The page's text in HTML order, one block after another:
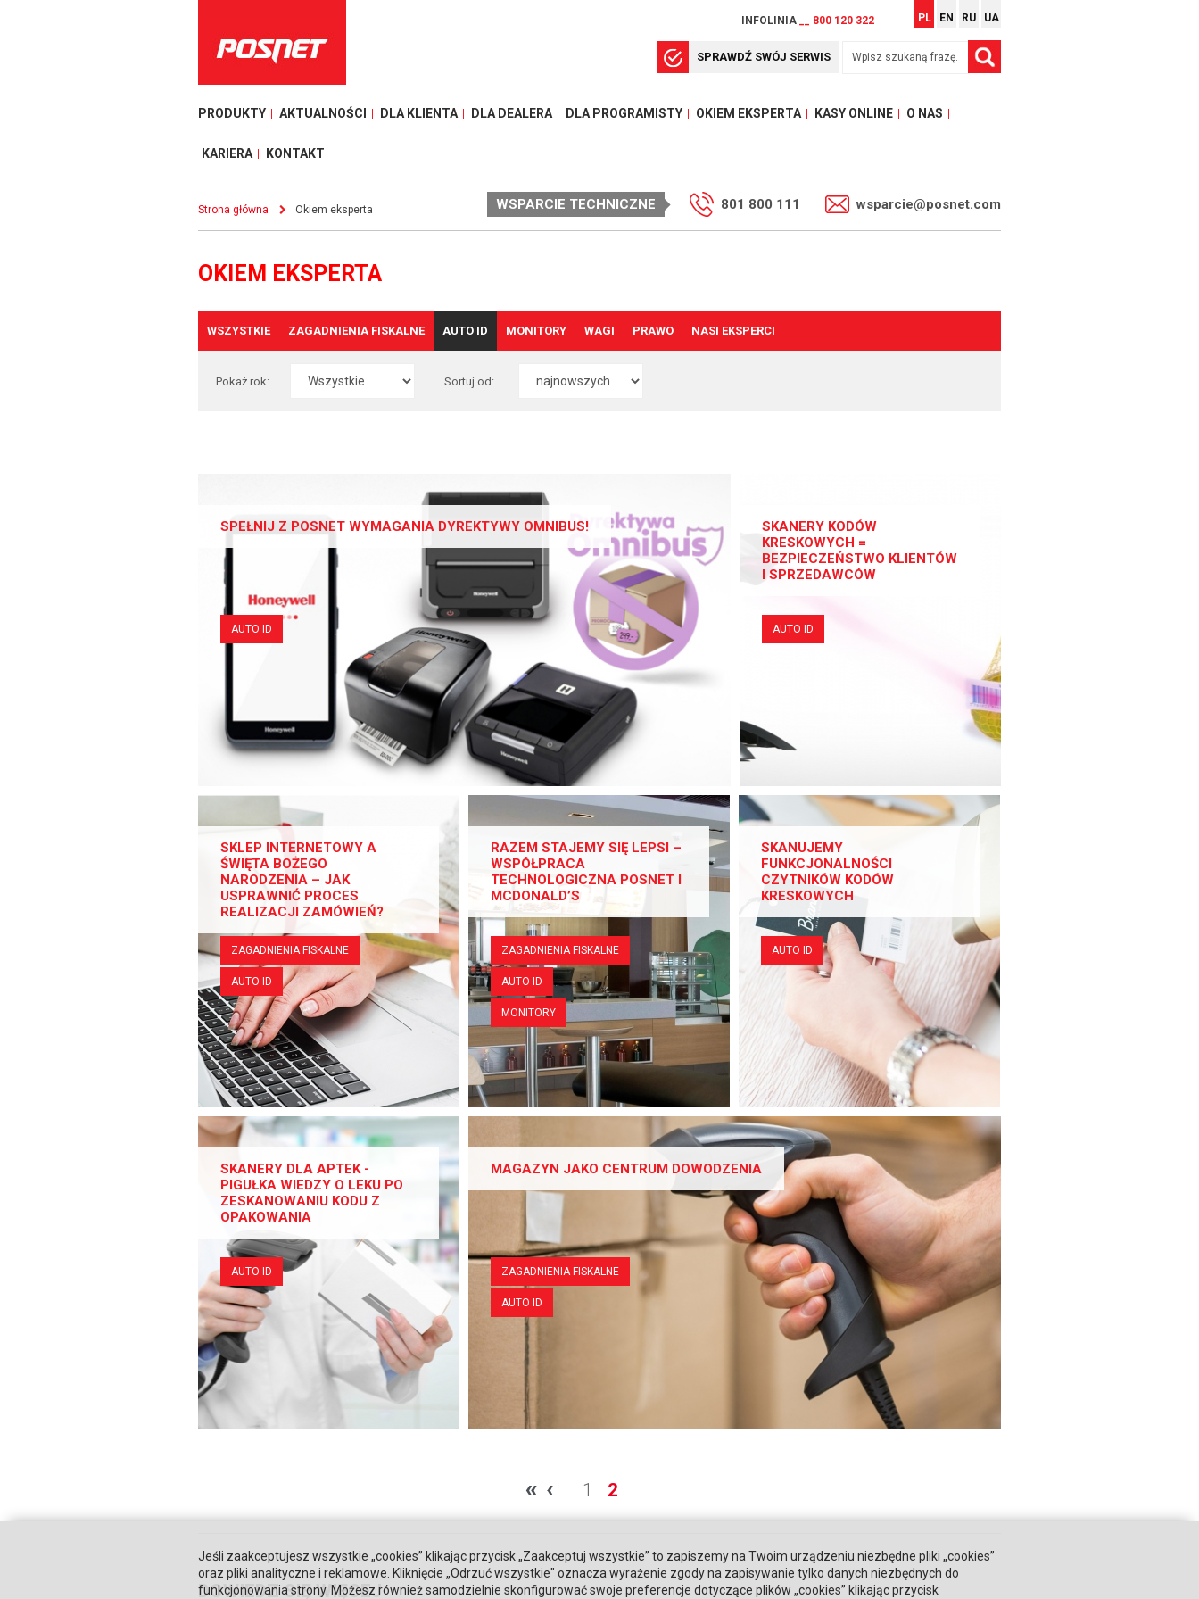
INFOLINIA __ 800 120 322 PL EN RU UA
SPRAWDŹ SWÓJ SERWIS
PRODUKTY AKTUALNOŚCI DLA KLIENTA DLA DEALERA DLA PROGRAMISTY OKIEM EKSPERTA KASY ONLINE O NAS
KARIERA KONTAKT
Strona główna Okiem eksperta WSPARCIE TECHNICZNE 801 800 111 wsparcie@posnet.com
OKIEM EKSPERTA
WSZYSTKIE ZAGADNIENIA FISKALNE AUTO ID MONITORY WAGI PRAWO NASI EKSPERCI
Pokaż rok: Sortuj od:
SPEŁNIJ Z POSNET WYMAGANIA DYREKTYWY OMNIBUS!
AUTO ID
SKANERY KODÓW
KRESKOWYCH =
BEZPIECZEŃSTWO KLIENTÓW
I SPRZEDAWCÓW
AUTO ID
SKLEP INTERNETOWY A
ŚWIĘTA BOŻEGO
NARODZENIA – JAK
USPRAWNIĆ PROCES
REALIZACJI ZAMÓWIEŃ?
ZAGADNIENIA FISKALNE
AUTO ID
RAZEM STAJEMY SIĘ LEPSI –
WSPÓŁPRACA
TECHNOLOGICZNA POSNET I
MCDONALD’S
ZAGADNIENIA FISKALNE
AUTO ID
MONITORY
SKANUJEMY
FUNKCJONALNOŚCI
CZYTNIKÓW KODÓW
KRESKOWYCH
AUTO ID
SKANERY DLA APTEK -
PIGUŁKA WIEDZY O LEKU PO
ZESKANOWANIU KODU Z
OPAKOWANIA
AUTO ID
MAGAZYN JAKO CENTRUM DOWODZENIA
ZAGADNIENIA FISKALNE
AUTO ID
« ‹ 1 2
DOWIEDZ SIĘ WIĘCEJ
Jeśli zaakceptujesz wszystkie „cookies” klikając przycisk „Zaakceptuj wszystkie” to zapiszemy na Twoim urządzeniu niezbędne pliki „cookies”
oraz pliki analityczne i reklamowe. Kliknięcie „Odrzuć wszystkie" oznacza wyrażenie zgody na zapisywanie tylko danych niezbędnych do
funkcjonowania strony. Możesz również samodzielnie skonfigurować swoje preferencje dotyczące plików „cookies” klikając przycisk